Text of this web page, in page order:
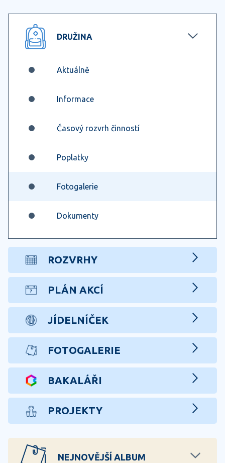
DRUŽINA
Aktuálně
Informace
Časový rozvrh činností
Poplatky
Fotogalerie
Dokumenty
ROZVRHY
PLÁN AKCÍ
JÍDELNÍČEK
FOTOGALERIE
BAKALÁŘI
PROJEKTY
NEJNOVĚJŠÍ ALBUM